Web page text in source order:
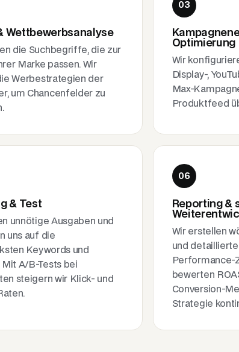
Wettbewerbsanalyse
die Suchbegriffe, die zur
Marke passen. Wir
Werbestrategien der
um Chancenfelder zu
03
Optimierung
Wir
Display-,
Max-
Produktfeed
& Test
unnötige Ausgaben und
uns auf die
Keywords und
Mit A/B-Tests bei
steigern wir Klick- und
06
Reporting &
Wir erstellen
und
Performance-
bewerten
Conversion-
Strategie